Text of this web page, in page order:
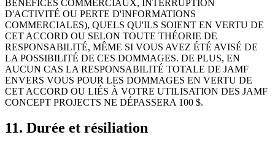
BÉNÉFICES COMMERCIAUX, INTERRUPTION
D'ACTIVITÉ OU PERTE D'INFORMATIONS
COMMERCIALES), QUELS QU'ILS SOIENT EN VERTU DE
CET ACCORD OU SELON TOUTE THÉORIE DE
RESPONSABILITÉ, MÊME SI VOUS AVEZ ÉTÉ AVISÉ DE
LA POSSIBILITÉ DE CES DOMMAGES. DE PLUS, EN
AUCUN CAS LA RESPONSABILITÉ TOTALE DE JAMF
ENVERS VOUS POUR LES DOMMAGES EN VERTU DE
CET ACCORD OU LIÉS À VOTRE UTILISATION DES JAMF
CONCEPT PROJECTS NE DÉPASSERA 100 $.
11. Durée et résiliation